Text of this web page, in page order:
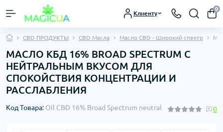
Клиенту
0
CBD ПРОДУКТЫ CBD Масла Масло CBD - Широкий спектр
МАСЛО КБД 16% BROAD SPECTRUM С
НЕЙТРАЛЬНЫМ ВКУСОМ ДЛЯ
СПОКОЙСТВИЯ КОНЦЕНТРАЦИИ И
РАССЛАБЛЕНИЯ
Код Товара: Oil CBD 16% Broad Spectrum neutral 0